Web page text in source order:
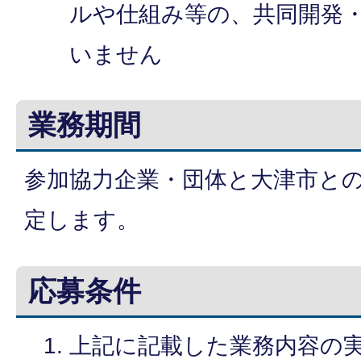
ルや仕組み等の、共同開発
いません
業務期間
参加協力企業・団体と大津市と
定します。
応募条件
上記に記載した業務内容の